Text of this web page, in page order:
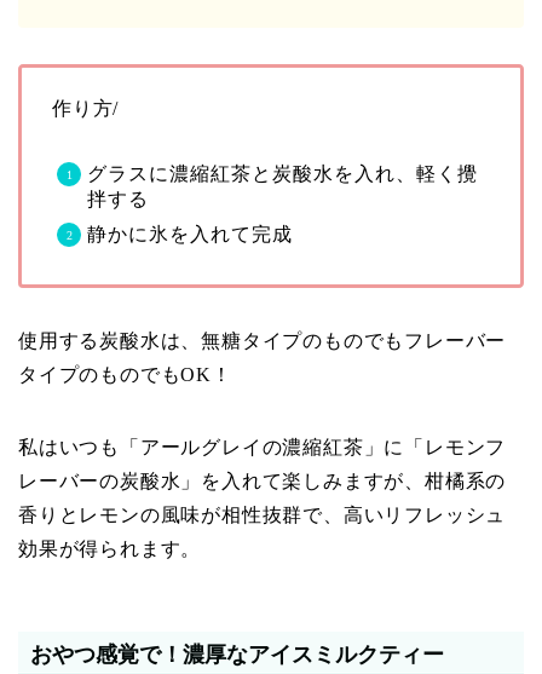
作り方/
グラスに濃縮紅茶と炭酸水を入れ、軽く攪
拌する
静かに氷を入れて完成
使用する炭酸水は、無糖タイプのものでもフレーバー
タイプのものでもOK！
私はいつも「アールグレイの濃縮紅茶」に「レモンフ
レーバーの炭酸水」を入れて楽しみますが、柑橘系の
香りとレモンの風味が相性抜群で、高いリフレッシュ
効果が得られます。
おやつ感覚で！濃厚なアイスミルクティー